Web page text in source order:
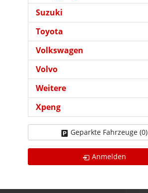
Suzuki
Toyota
Volkswagen
Volvo
Weitere
Xpeng
Geparkte Fahrzeuge (0)
Anmelden